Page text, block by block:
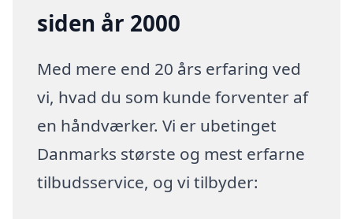
siden år 2000
Med mere end 20 års erfaring ved
vi, hvad du som kunde forventer af
en håndværker. Vi er ubetinget
Danmarks største og mest erfarne
tilbudsservice, og vi tilbyder: